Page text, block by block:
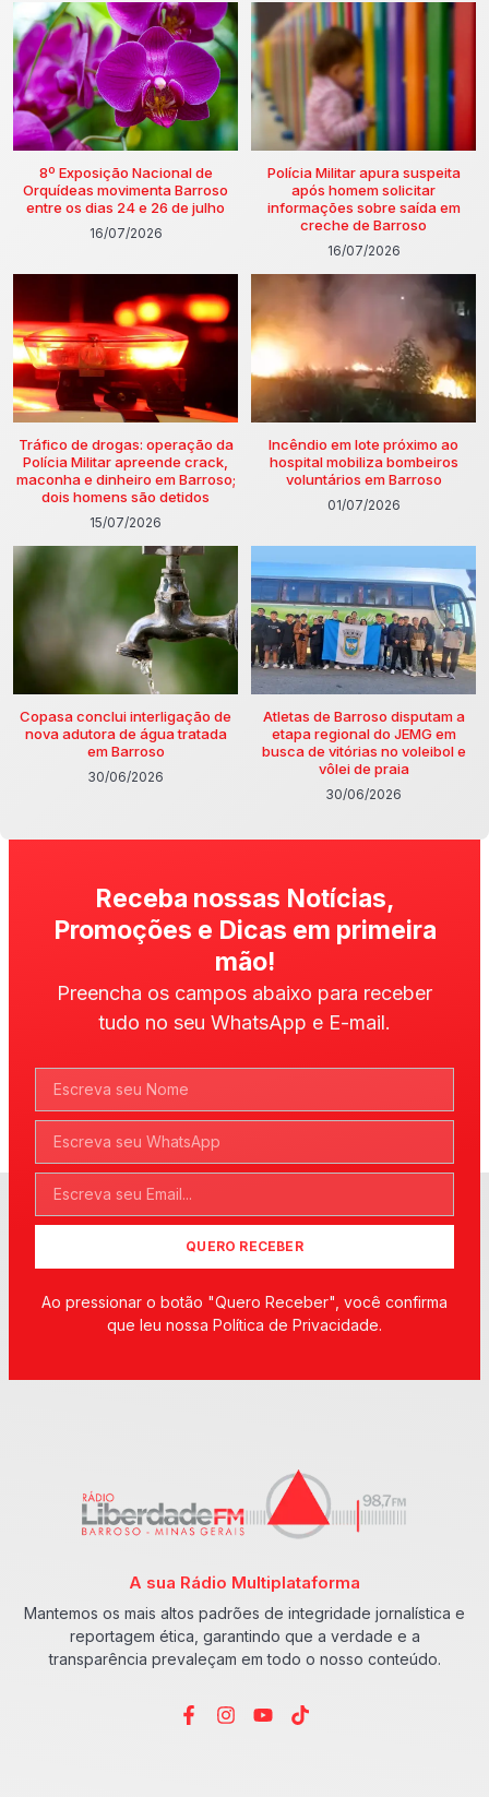
8º Exposição Nacional de
Orquídeas movimenta Barroso
entre os dias 24 e 26 de julho
16/07/2026
Polícia Militar apura suspeita
após homem solicitar
informações sobre saída em
creche de Barroso
16/07/2026
Tráfico de drogas: operação da
Polícia Militar apreende crack,
maconha e dinheiro em Barroso;
dois homens são detidos
15/07/2026
Incêndio em lote próximo ao
hospital mobiliza bombeiros
voluntários em Barroso
01/07/2026
Copasa conclui interligação de
nova adutora de água tratada
em Barroso
30/06/2026
Atletas de Barroso disputam a
etapa regional do JEMG em
busca de vitórias no voleibol e
vôlei de praia
30/06/2026
Receba nossas Notícias,
Promoções e Dicas em primeira
mão!
Preencha os campos abaixo para receber
tudo no seu WhatsApp e E-mail.
QUERO RECEBER
Ao pressionar o botão "Quero Receber", você confirma
que leu nossa Política de Privacidade.
A sua Rádio Multiplataforma
Mantemos os mais altos padrões de integridade jornalística e
reportagem ética, garantindo que a verdade e a
transparência prevaleçam em todo o nosso conteúdo.